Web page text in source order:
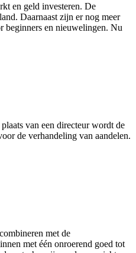
en geld investeren. De
Daarnaast zijn er nog meer
beginners en nieuwelingen. Nu
van een directeur wordt de
de verhandeling van aandelen.
met de
met één onroerend goed tot